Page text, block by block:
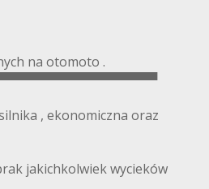
na otomoto .
, ekonomiczna oraz
jakichkolwiek wycieków